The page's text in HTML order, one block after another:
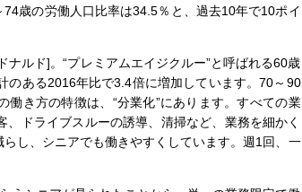
歳の労働人口比率は34.5％と、過去10年で10ポイ
ルド]。“プレミアムエイジクルー”と呼ばれる60歳
のある2016年比で3.4倍に増加しています。70～90
き方の特徴は、“分業化”にあります。すべての業
ドライブスルーの誘導、清掃など、業務を細かく
し、シニアでも働きやすくしています。週1回、一